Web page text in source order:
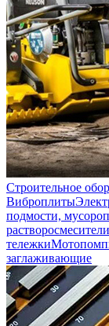
Строительное
Виброплиты
подмости,
растворосмесители
тележки
заглаживающие